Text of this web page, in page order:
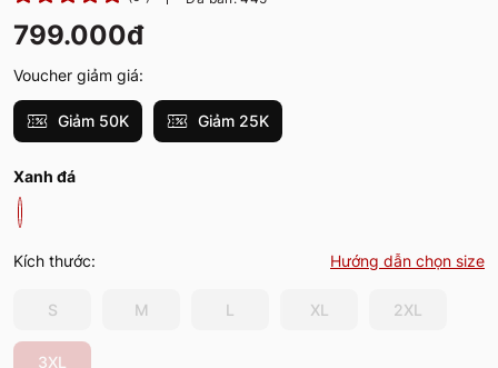
799.000đ
Voucher giảm giá:
Giảm 50K Giảm 25K
Xanh đá
Kích thước: Hướng dẫn chọn size
S M L XL 2XL
3XL